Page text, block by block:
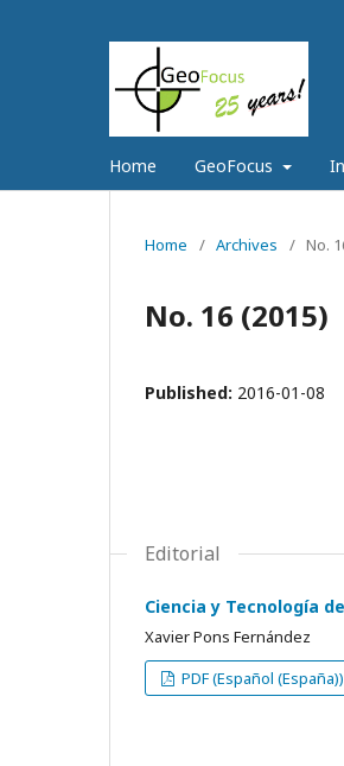
Home GeoFocus
Home / Archives / No.
No. 16 (2015)
Published: 2016-01-08
Editorial
Ciencia y Tecnología
Xavier Pons Fernández
PDF (Español (España))